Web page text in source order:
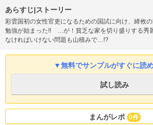
あらすじ|ストーリー
彩雲国初の女性官吏になるための国試に向け、絳攸
勉強が始まった!! …が！貧乏な家を切り盛りする秀
なければいけない問題も山積みで…!?
▼無料でサンプルがすぐに読
試し読み
まんがレポ 0件